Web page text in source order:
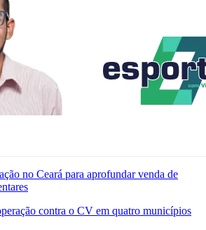
no Ceará para aprofundar venda de
contra o CV em quatro municípios